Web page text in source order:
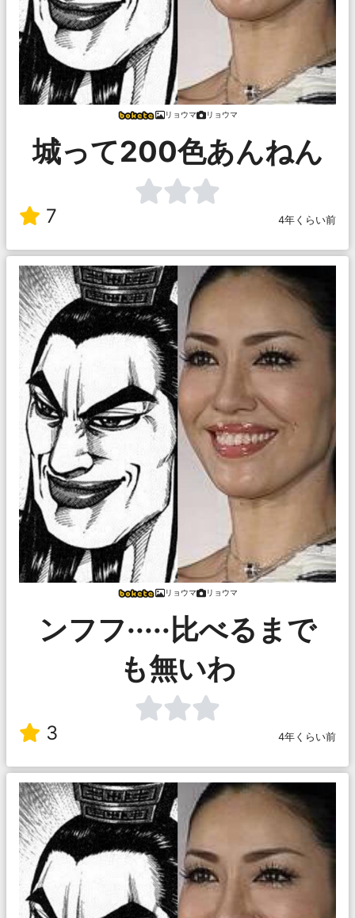
リョウマ リョウマ
城って200色あんねん
7 4年くらい前
リョウマ リョウマ
ンフフ·····比べるまで
も無いわ
3 4年くらい前